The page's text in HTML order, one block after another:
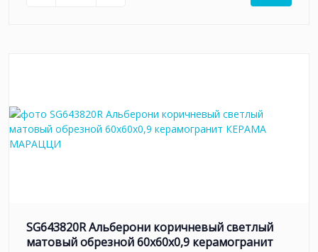
SG643820R Альберони коричневый светлый
матовый обрезной 60x60x0,9 керамогранит